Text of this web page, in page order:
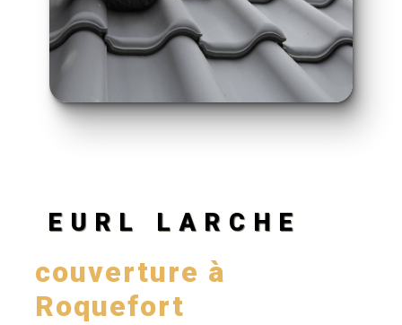
EURL LARCHE
couverture à
Roquefort